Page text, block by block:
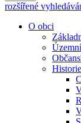
rozšířené
O obci